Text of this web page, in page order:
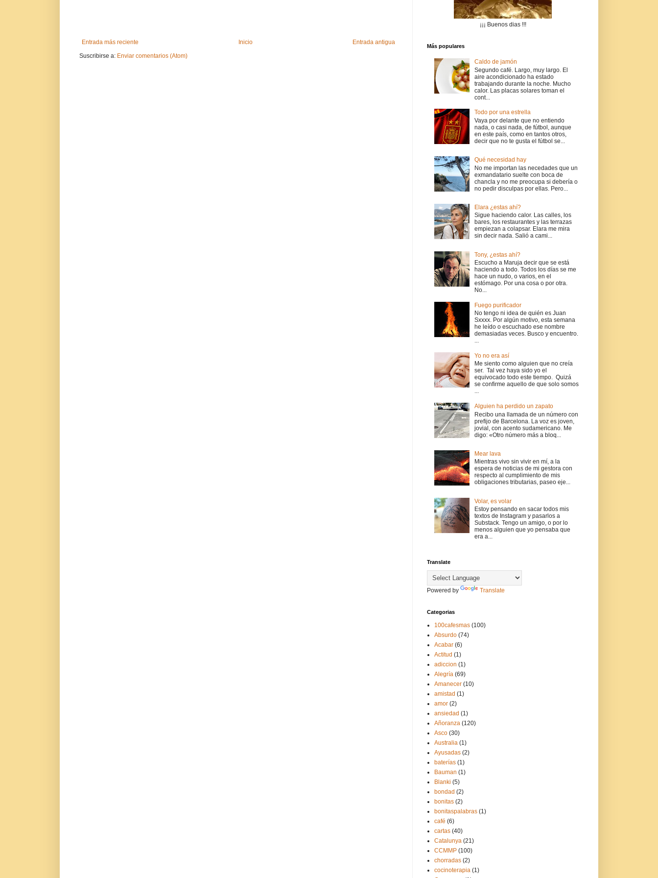
Entrada más reciente Entrada antigua
Inicio
Suscribirse a: Enviar comentarios (Atom)
¡¡¡ Buenos dias !!!
Más populares
Caldo de jamón
Segundo café. Largo, muy largo. El
aire acondicionado ha estado
trabajando durante la noche. Mucho
calor. Las placas solares toman el
cont...
Todo por una estrella
Vaya por delante que no entiendo
nada, o casi nada, de fútbol, aunque
en este país, como en tantos otros,
decir que no te gusta el fútbol se...
Qué necesidad hay
No me importan las necedades que un
exmandatario suelte con boca de
chancla y no me preocupa si debería o
no pedir disculpas por ellas. Pero...
Elara ¿estas ahí?
Sigue haciendo calor. Las calles, los
bares, los restaurantes y las terrazas
empiezan a colapsar. Elara me mira
sin decir nada. Salió a cami...
Tony, ¿estas ahí?
Escucho a Maruja decir que se está
haciendo a todo. Todos los días se me
hace un nudo, o varios, en el
estómago. Por una cosa o por otra.
No...
Fuego purificador
No tengo ni idea de quién es Juan
Sxxxx. Por algún motivo, esta semana
he leído o escuchado ese nombre
demasiadas veces. Busco y encuentro.
...
Yo no era así
Me siento como alguien que no creía
ser. Tal vez haya sido yo el
equivocado todo este tiempo. Quizá
se confirme aquello de que solo somos
...
Alguien ha perdido un zapato
Recibo una llamada de un número con
prefijo de Barcelona. La voz es joven,
jovial, con acento sudamericano. Me
digo: «Otro número más a bloq...
Mear lava
Mientras vivo sin vivir en mí, a la
espera de noticias de mi gestora con
respecto al cumplimiento de mis
obligaciones tributarias, paseo eje...
Volar, es volar
Estoy pensando en sacar todos mis
textos de Instagram y pasarlos a
Substack. Tengo un amigo, o por lo
menos alguien que yo pensaba que
era a...
Translate
Powered by Translate
Categorias
100cafesmas (100)
Absurdo (74)
Acabar (6)
Actitud (1)
adiccion (1)
Alegría (69)
Amanecer (10)
amistad (1)
amor (2)
ansiedad (1)
Añoranza (120)
Asco (30)
Australia (1)
Ayusadas (2)
baterías (1)
Bauman (1)
Blanki (5)
bondad (2)
bonitas (2)
bonitaspalabras (1)
café (6)
cartas (40)
Catalunya (21)
CCMMP (100)
chorradas (2)
cocinoterapia (1)